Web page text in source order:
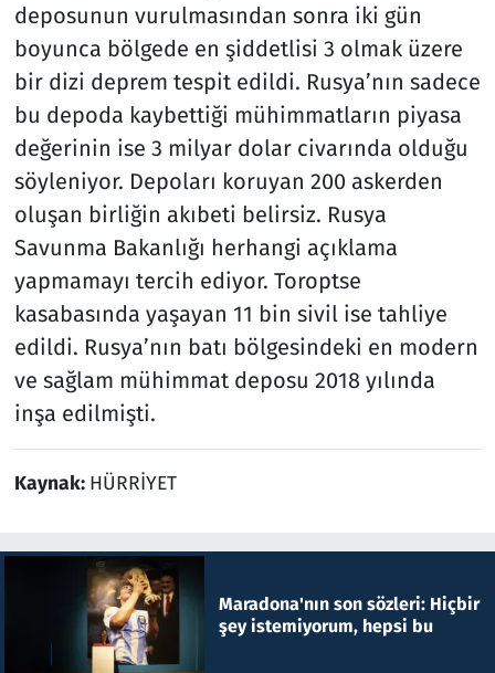
deposunun vurulmasından sonra iki gün
boyunca bölgede en şiddetlisi 3 olmak üzere
bir dizi deprem tespit edildi. Rusya’nın sadece
bu depoda kaybettiği mühimmatların piyasa
değerinin ise 3 milyar dolar civarında olduğu
söyleniyor. Depoları koruyan 200 askerden
oluşan birliğin akıbeti belirsiz. Rusya
Savunma Bakanlığı herhangi açıklama
yapmamayı tercih ediyor. Toroptse
kasabasında yaşayan 11 bin sivil ise tahliye
edildi. Rusya’nın batı bölgesindeki en modern
ve sağlam mühimmat deposu 2018 yılında
inşa edilmişti.
Kaynak: HÜRRİYET
Maradona'nın son sözleri: Hiçbir
şey istemiyorum, hepsi bu